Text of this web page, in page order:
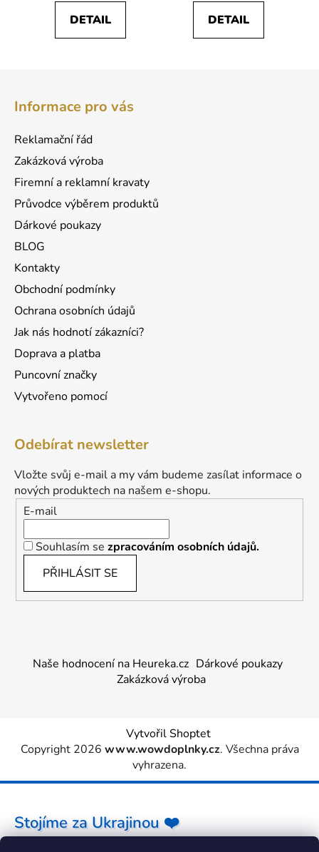
DETAIL DETAIL
Informace pro vás
Reklamační řád
Zakázková výroba
Firemní a reklamní kravaty
Průvodce výběrem produktů
Dárkové poukazy
BLOG
Kontakty
Obchodní podmínky
Ochrana osobních údajů
Jak nás hodnotí zákazníci?
Doprava a platba
Puncovní značky
Vytvořeno pomocí
Odebírat newsletter
Vložte svůj e-mail a my vám budeme zasílat informace o
nových produktech na našem e-shopu.
E-mail
Souhlasím se zpracováním osobních údajů.
PŘIHLÁSIT SE
Naše hodnocení na Heureka.cz Dárkové poukazy
Zakázková výroba
Vytvořil Shoptet
Copyright 2026 www.wowdoplnky.cz. Všechna práva
vyhrazena.
Stojíme za Ukrajinou ❤️